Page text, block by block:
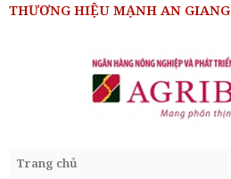
THƯƠNG HIỆU MẠNH AN GIANG
Trang chủ